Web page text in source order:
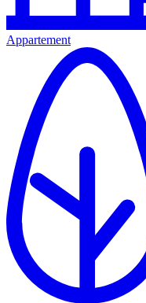
Appartement